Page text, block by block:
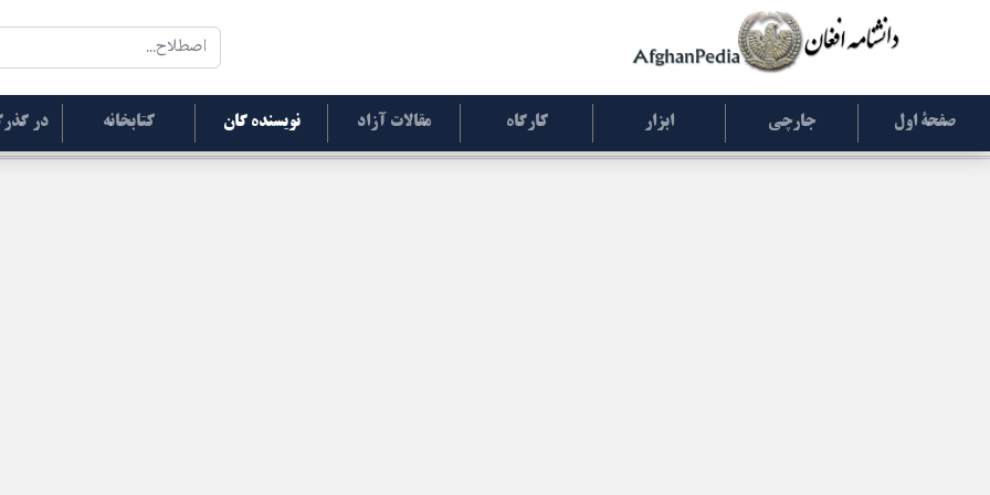
صفحۀ اول جارچی ابزار کارگاه مقالات آزاد نویسنده گان کتابخانه در